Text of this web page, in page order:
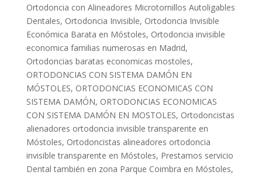
Ortodoncia con Alineadores Microtornillos Autoligables
Dentales, Ortodoncia Invisible, Ortodoncia Invisible
Económica Barata en Móstoles, Ortodoncia invisible
economica familias numerosas en Madrid,
Ortodoncias baratas economicas mostoles,
ORTODONCIAS CON SISTEMA DAMÓN EN
MÓSTOLES, ORTODONCIAS ECONOMICAS CON
SISTEMA DAMÓN, ORTODONCIAS ECONOMICAS
CON SISTEMA DAMÓN EN MOSTOLES, Ortodoncistas
alienadores ortodoncia invisible transparente en
Móstoles, Ortodoncistas alineadores ortodoncia
invisible transparente en Móstoles, Prestamos servicio
Dental también en zona Parque Coimbra en Móstoles,